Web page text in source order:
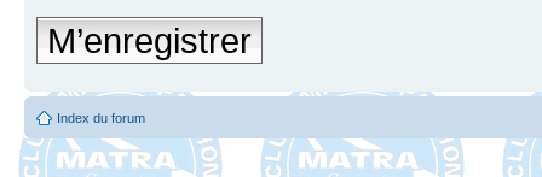
M’enregistrer
Index du forum